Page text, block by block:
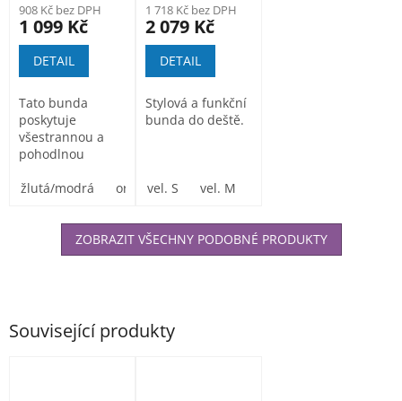
Související produkty
908 Kč bez DPH
1 099 Kč
DETAIL
Tato bunda
poskytuje
všestrannou a
pohodlnou
vhodná do
pracovních...
žlutá/modrá oranžová/modrá
1 718 Kč bez DPH
2 079 Kč
DETAIL
Stylová a funkční
bunda do deště.
vel. S vel. M
ZOBRAZIT VŠECHNY PODOBNÉ PRODUKTY